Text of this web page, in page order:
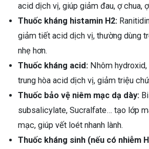
acid dịch vị, giúp giảm đau, ợ chua,
Thuốc kháng histamin H2:
giảm tiết acid dịch vị, thường dùng
nhẹ hơn.
Thuốc kháng acid: Nhôm
trung hòa acid dịch vị, giảm triệu
Thuốc bảo vệ niêm mạc dạ dày:
subsalicylate, Sucralfate… tạo lớp
mạc, giúp vết loét nhanh lành.
Thuốc kháng sinh (nếu có nhiễm